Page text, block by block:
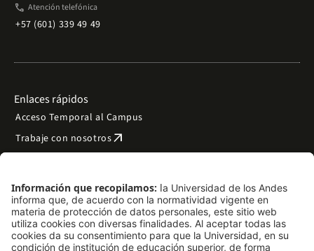
phone Atención telefónica
+57 (601) 339 49 49
Enlaces rápidos
Acceso Temporal al Campus
Trabaje con nosotrosarrow_outward
Preguntas frecuentes
Filantropía y donacionesarrow_outward
Mapa del sitio arrow_outward